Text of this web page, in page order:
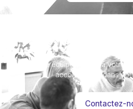
Notre équipe se tient à votre
accompagner dans
Contactez-